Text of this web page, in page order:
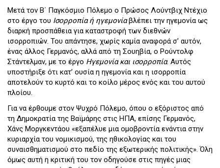
Μετά τον Β΄ Παγκόσμιο Πόλεμο ο Πρώσος Λούντβιχ Ντέχιο
στο έργο του Ισορροπία ή ηγεμονίαβλέπει την ηγεμονία ως
διαρκή προσπάθεια για καταστροφή των διεθνών
ισορροπιών. Του απάντησε, χωρίς καμία αναφορά σ’ αυτόν,
ένας άλλος Γερμανός, αλλά από τη Σουηβία, ο Ρούντολφ
Στάντελμαν, με το έργο Ηγεμονία και ισορροπία. Αυτός
υποστήριξε ότι κατ’ ουσία η ηγεμονία και η ισορροπία
αποτελούν το κυρτό και το κοίλο μέρος ενός και του αυτού
πλοίου.
Για να έρθουμε στον Ψυχρό Πόλεμο, όπου ο εξόριστος από
τη Δημοκρατία της Βαϊμάρης στις ΗΠΑ, επίσης Γερμανός,
Χάνς Μοργκεντάου «εξαπέλυε μια ομοβροντία ενάντια στην
κυριαρχία του νομικισμού, της ηθικολογίας και του
συναισθηματισμού στο πεδίο της εξωτερικής πολιτικής». Όλη
όμως αυτή η κριτική του τον οδηγούσε στις πηγές μιας